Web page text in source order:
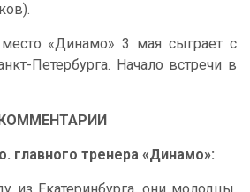
«Динамо» 3 мая сыграет с
Петербурга. Начало встречи в
главного тренера «Динамо»: